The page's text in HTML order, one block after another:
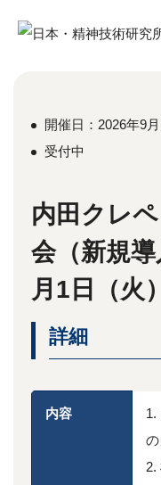
開催日：2026年9
受付中
内田クレ
会（新規
月1日（火
詳細
内容
1.
の
2.